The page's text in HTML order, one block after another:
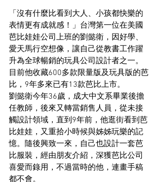
「沒有什麼比看到大人、小孩都快樂的
表情更有成就感！」台灣第一位在美國
芭比娃娃公司上班的劉懿衛，因好學、
愛天馬行空想像，讓自己從教書工作躍
升為全球暢銷的玩具公司設計者之一。
目前他收藏600多款限量版及玩具版的芭
比，9年多來已有13款芭比上市。
劉懿衛今年36歲，成大中文系畢業後擔
任教師，後來又轉當銷售人員，從未接
觸設計領域，直到9年前，他逛街看到芭
比娃娃，又重拾小時候與姊姊玩樂的記
憶。隨後興致一來，自己也設計一套芭
比服裝，經由朋友介紹，深獲芭比公司
喜愛而錄用，不過當時的他，連畫手稿
都不會。